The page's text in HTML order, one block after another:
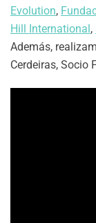
Evolution,
Hill International,
Además,
Cerdeiras, Socio